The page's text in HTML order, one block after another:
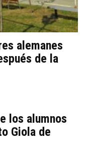
alemanes
de la
los alumnos
Giola de